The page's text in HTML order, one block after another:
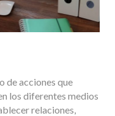
de acciones que
los diferentes medios
relaciones,